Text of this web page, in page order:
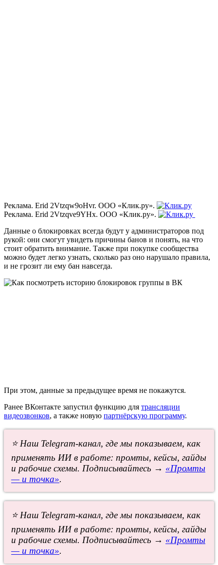
Реклама. Erid 2Vtzqw9oHvr. ООО «Клик.ру».
Реклама. Erid 2Vtzqve9YHx. ООО «Клик.ру».
Данные о блокировках всегда будут у администраторов под
рукой: они смогут увидеть причины банов и понять, на что
стоит обратить внимание. Также при покупке сообщества
можно будет легко узнать, сколько раз оно нарушало правила,
и не грозит ли ему бан навсегда.
При этом, данные за предыдущее время не покажутся.
Ранее ВКонтакте запустил функцию для трансляции
видеозвонков, а также новую партнёрскую программу.
⭐ Наш Telegram-канал, где мы показываем, как
применять ИИ в работе: промты, кейсы, гайды
и рабочие схемы. Подписывайтесь → «Промты
— и точка».
⭐ Наш Telegram-канал, где мы показываем, как
применять ИИ в работе: промты, кейсы, гайды
и рабочие схемы. Подписывайтесь → «Промты
— и точка».